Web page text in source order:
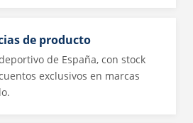
de producto
de España, con stock
exclusivos en marcas